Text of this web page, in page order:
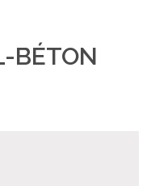
BÉTON